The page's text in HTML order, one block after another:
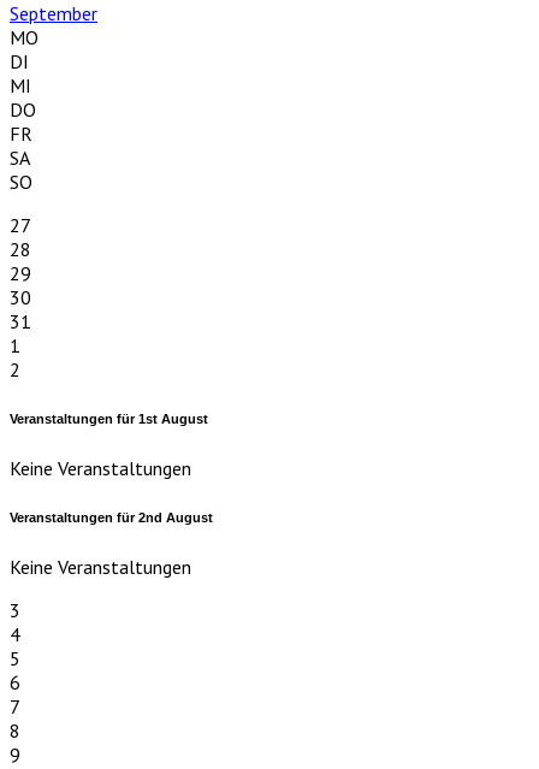
September
MO
DI
MI
DO
FR
SA
SO
27
28
29
30
31
1
2
Veranstaltungen für1st August
Keine Veranstaltungen
Veranstaltungen für2nd August
Keine Veranstaltungen
3
4
5
6
7
8
9